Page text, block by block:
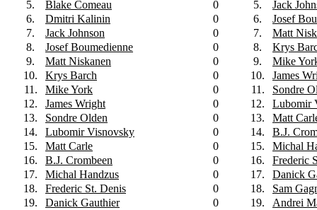
5.
Blake Comeau
0
6.
Dmitri Kalinin
0
7.
Jack Johnson
0
8.
Josef Boumedienne
0
9.
Matt Niskanen
0
10.
Krys Barch
0
11.
Mike York
0
12.
James Wright
0
13.
Sondre Olden
0
14.
Lubomir Visnovsky
0
15.
Matt Carle
0
16.
B.J. Crombeen
0
17.
Michal Handzus
0
18.
Frederic St. Denis
0
19.
Danick Gauthier
0
5.
Jack
6.
Josef
7.
Matt
8.
Krys
9.
Mike
10.
James
11.
Sondre
12.
Lubomir
13.
Matt
14.
B.J.
15.
Michal
16.
Frederic
17.
Danick
18.
Sam
19.
Andrei